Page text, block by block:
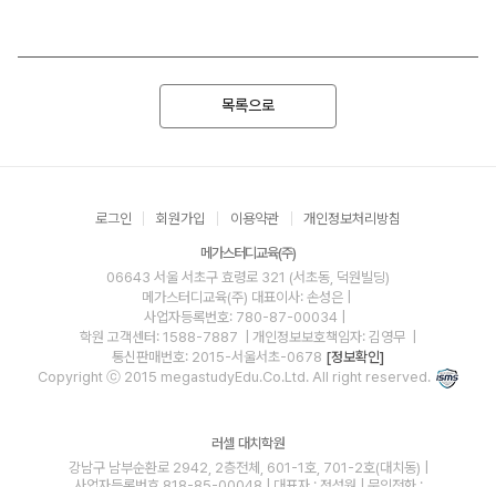
목록으로
로그인 회원가입 이용약관 개인정보처리방침
메가스터디교육(주)
06643 서울 서초구 효령로 321 (서초동, 덕원빌딩)
메가스터디교육(주) 대표이사: 손성은 |
사업자등록번호: 780-87-00034
학원 고객센터: 1588-7887
| 개인정보보호책임자: 김영무
통신판매번호: 2015-서울서초-0678 [정보확인]
Copyright ⓒ 2015 megastudyEdu.Co.Ltd. All right reserved.
러셀 대치학원
강남구 남부순환로 2942, 2층전체, 601-1호, 701-2호(대치동) |